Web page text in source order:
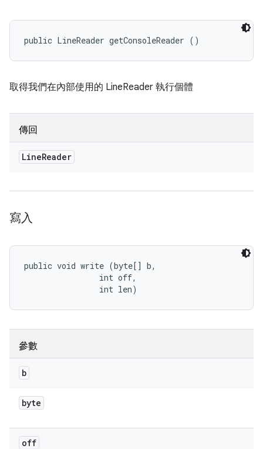
public LineReader getConsoleReader ()
取得我們在內部使用的 LineReader 執行個體
傳回
LineReader
寫入
public void write (byte[] b,
                int off,
                int len)
參數
b
byte
off